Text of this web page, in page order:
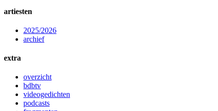
artiesten
2025/2026
archief
extra
overzicht
bdbtv
videogedichten
podcasts